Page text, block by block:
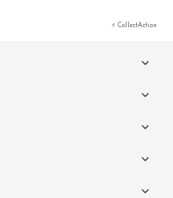
⚡ CollectAction